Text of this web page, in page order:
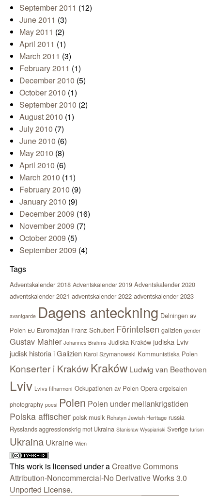
September 2011 (12)
June 2011 (3)
May 2011 (2)
April 2011 (1)
March 2011 (3)
February 2011 (1)
December 2010 (5)
October 2010 (1)
September 2010 (2)
August 2010 (1)
July 2010 (7)
June 2010 (6)
May 2010 (8)
April 2010 (6)
March 2010 (11)
February 2010 (9)
January 2010 (9)
December 2009 (16)
November 2009 (7)
October 2009 (5)
September 2009 (4)
Tags
Adventskalender 2018 Adventskalender 2019 Adventskalender 2020
adventskalender 2021 adventskalender 2022 adventskalender 2023
avantgarde Dagens anteckning Delningen av
Polen EU Euromajdan Franz Schubert Förintelsen galizien gender
Gustav Mahler Johannes Brahms Judiska Kraków judiska Lviv
judisk historia i Galizien Karol Szymanowski Kommunistiska Polen
Konserter i KrakówKraków Ludwig van Beethoven
Lviv Lvivs filharmoni Ockupationen av Polen Opera orgelsalen
photography poesi Polen Polen under mellankrigstiden
Polska affischer polsk musik Rohatyn Jewish Heritage russia
Rysslands aggressionskrig mot Ukraina Stanisław Wyspiański Sverige turism
Ukraina Ukraine Wien
This work is licensed under aCreative Commons
Attribution-Noncommercial-No Derivative Works 3.0
Unported License.